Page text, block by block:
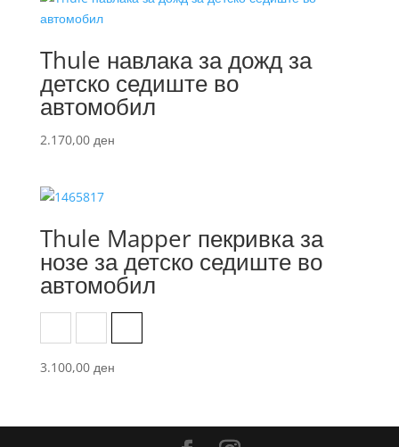
Thule навлака за дожд за
детско седиште во
автомобил
2.170,00 ден
Thule Mapper пекривка за
нозе за детско седиште во
автомобил
3.100,00 ден